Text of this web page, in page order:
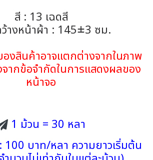
สี : 13 เฉดสี
างหน้าผ้า : 145±3 ซม.
งสินค้าอาจแตกต่างจากในภาพ
ากข้อจำกัดในการแสดงผลของ
หน้าจอ
1 ม้วน = 30 หลา
100 บาท/หลา ความยาวเริ่มต้น